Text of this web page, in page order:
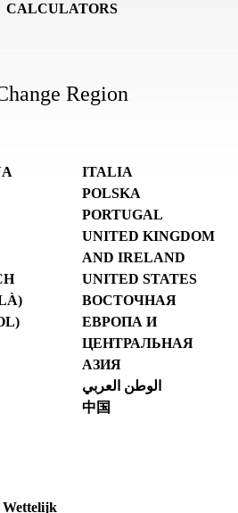
CALCULATORS
Region
ITALIA
POLSKA
PORTUGAL
UNITED KINGDOM
AND IRELAND
UNITED STATES
ВОСТОЧНАЯ
ЕВРОПА И
ЦЕНТРАЛЬНАЯ
АЗИЯ
الوطن العربي
中国
Wettelijk